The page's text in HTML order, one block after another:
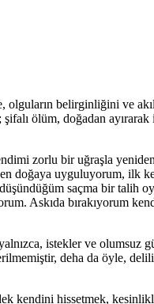
olguların belirginliğini ve
ölüm, doğadan
zorlu bir uğraşla yeniden
doğaya uyguluyorum,
saçma bir talih
Askıda bırakıyorum
istekler ve olumsuz
deha da öyle,
kendini hissetmek,